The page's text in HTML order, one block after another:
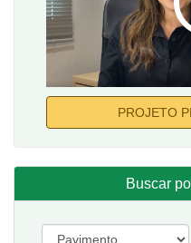
PROJETO
Buscar